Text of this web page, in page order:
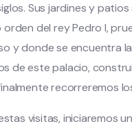
Sus jardines y
orden del rey Pedro I,
y donde se encuentra
de este palacio,
recorreremos
visitas, iniciaremos